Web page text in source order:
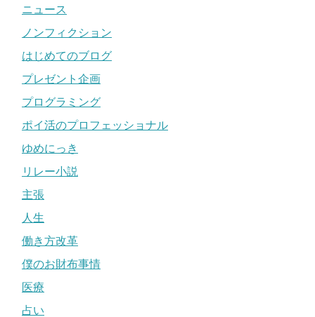
ニュース
ノンフィクション
はじめてのブログ
プレゼント企画
プログラミング
ポイ活のプロフェッショナル
ゆめにっき
リレー小説
主張
人生
働き方改革
僕のお財布事情
医療
占い